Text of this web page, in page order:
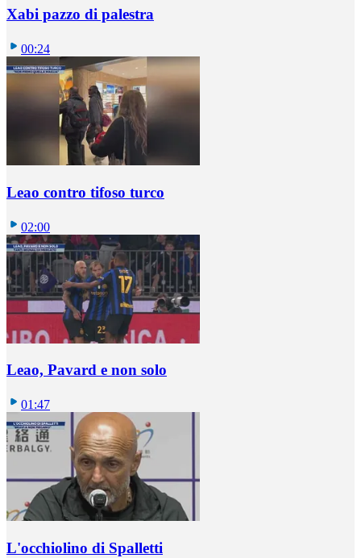
Xabi pazzo di palestra
00:24
Leao contro tifoso turco
02:00
Leao, Pavard e non solo
01:47
L'occhiolino di Spalletti